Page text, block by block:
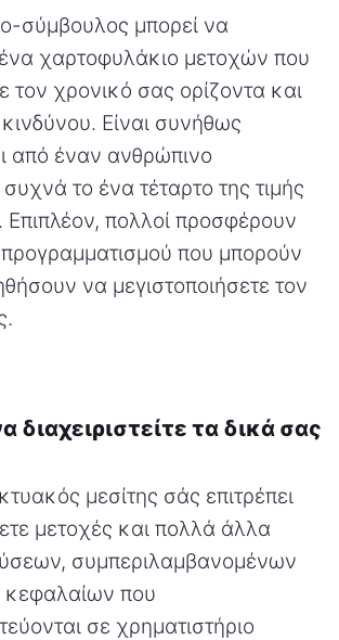
σύμβουλος μπορεί να
χαρτοφυλάκιο μετοχών που
τον χρονικό σας ορίζοντα και
Είναι συνήθως
από έναν ανθρώπινο
το ένα τέταρτο της τιμής
Επιπλέον, πολλοί προσφέρουν
που μπορούν
να μεγιστοποιήσετε τον
διαχειριστείτε τα δικά σας
μεσίτης σάς επιτρέπει
μετοχές και πολλά άλλα
συμπεριλαμβανομένων
που
σε χρηματιστήριο